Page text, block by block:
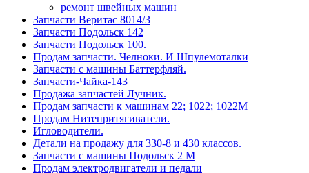
ремонт швейных машин
Запчасти Веритас 8014/3
Запчасти Подольск 142
Запчасти Подольск 100.
Продам запчасти. Челноки. И Шпулемоталки
Запчасти с машины Баттерфляй.
Запчасти-Чайка-143
Продажа запчастей Лучник.
Продам запчасти к машинам 22; 1022; 1022М
Продам Нитепритягиватели.
Игловодители.
Детали на продажу для 330-8 и 430 классов.
Запчасти с машины Подольск 2 М
Продам электродвигатели и педали